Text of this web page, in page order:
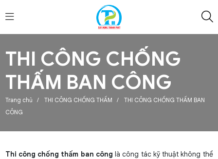
THI CÔNG CHỐNG
THẤM BAN CÔNG
Trang chủ / THI CÔNG CHỐNG THẤM /
THI CÔNG CHỐNG THẤM BAN
CÔNG
Thi công chống thấm ban công là công tác kỹ thuật không thể